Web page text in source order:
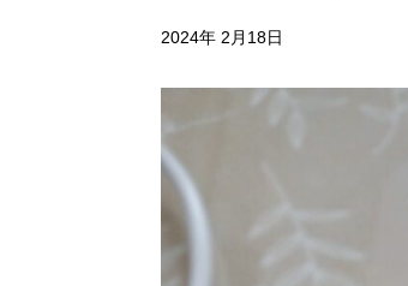
2024年 2月18日